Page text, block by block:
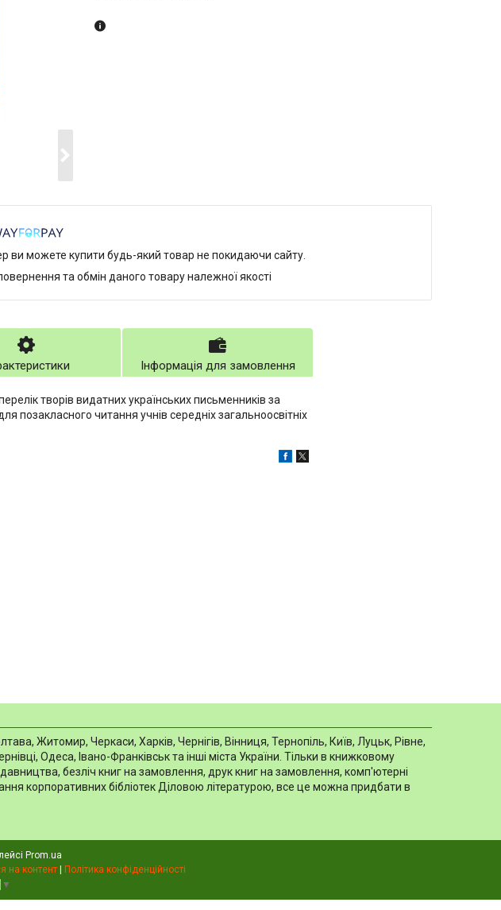
ви можете купити будь-який товар не покидаючи сайту.
та обмін даного товару належної якості
Інформація для замовлення
творів видатних українських письменників за
позакласного читання учнів середніх загальноосвітніх
Житомир, Черкаси, Харків, Чернігів, Вінниця, Тернопіль, Київ, Луцьк, Рівне,
Одеса, Івано-Франківськ та інші міста України. Тільки в книжковому
безліч книг на замовлення, друк книг на замовлення, комп'ютерні
корпоративних бібліотек Діловою літературою, все це можна придбати в
Prom.ua
на контент
Політика конфіденційності
▼